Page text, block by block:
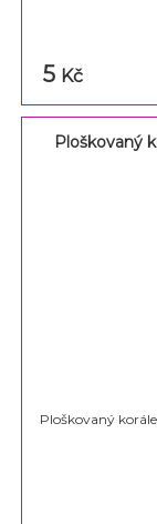
5 Kč
Ploškovaný
Ploškovaný